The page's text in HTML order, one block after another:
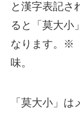
と漢字表記さ
ると「莫大小
なります。※
味。
「莫大小」